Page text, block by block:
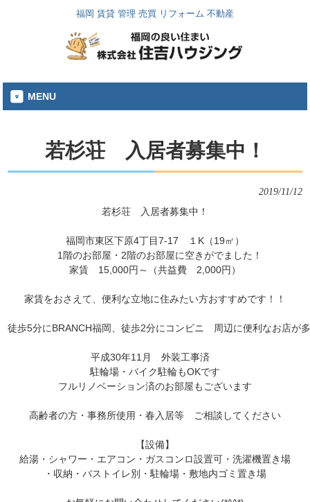
福岡 賃貸 管理 売買 リフォーム 不動産
MENU
若杉荘 入居者募集中！
2019/11/12
若杉荘　入居者募集中！
福岡市東区下原4丁目7-17　１K（19㎡）
1階のお部屋・2階のお部屋に空きがでました！
家賃　15,000円～（共益費　2,000円）
家賃をおさえて、便利な立地に住みたい方おすすめです！！
徒歩5分にBRANCH福岡、徒歩2分にコンビニ　周辺に便利なお店が
平成30年11月　外装工事済
駐輪場・バイク駐輪もOKです
フルリノベーション済のお部屋もございます
高齢者の方・事務所使用・春入居等　ご相談してください
【設備】
給湯・シャワー・エアコン・ガスコンロ設置可・洗濯機置き場
・収納・バストイレ別・駐輪場・敷地内ゴミ置き場